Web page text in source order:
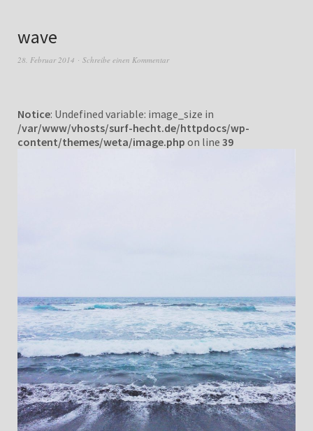
wave
28. Februar 2014 Schreibe einen Kommentar
Notice: Undefined variable: image_size in
/var/www/vhosts/surf-hecht.de/httpdocs/wp-
content/themes/weta/image.php on line 39